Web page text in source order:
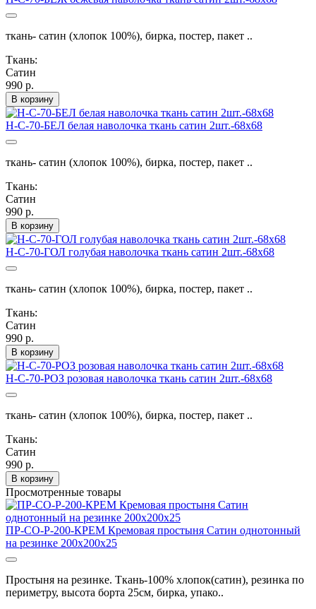
ткань- сатин (хлопок 100%), бирка, постер, пакет ..
Ткань:
Сатин
990 р.
В корзину
Н-С-70-БЕЛ белая наволочка ткань сатин 2шт.-68х68
ткань- сатин (хлопок 100%), бирка, постер, пакет ..
Ткань:
Сатин
990 р.
В корзину
Н-С-70-ГОЛ голубая наволочка ткань сатин 2шт.-68х68
ткань- сатин (хлопок 100%), бирка, постер, пакет ..
Ткань:
Сатин
990 р.
В корзину
Н-С-70-РОЗ розовая наволочка ткань сатин 2шт.-68х68
ткань- сатин (хлопок 100%), бирка, постер, пакет ..
Ткань:
Сатин
990 р.
В корзину
Просмотренные товары
ПР-СО-Р-200-КРЕМ Кремовая простыня Сатин однотонный
на резинке 200х200х25
Простыня на резинке. Ткань-100% хлопок(сатин), резинка по
периметру, высота борта 25см, бирка, упако..